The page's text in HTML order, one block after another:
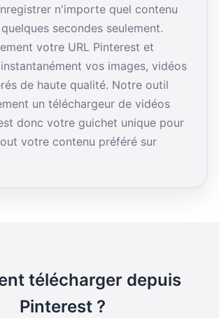
n'importe quel contenu
secondes seulement.
votre URL Pinterest et
vos images, vidéos
de haute qualité. Notre outil
un téléchargeur de vidéos
donc votre guichet unique pour
votre contenu préféré sur
télécharger depuis
Pinterest ?